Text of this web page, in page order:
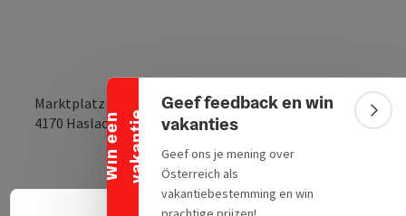
W
i
n
e
e
n
v
a
k
a
n
t
ie
Banner inklappen
Geef feedback en win
vakanties
Geef ons je mening over
Österreich als
vakantiebestemming en win
Marktplatz 17
4170 Haslach an der Mühl Openen inOpenen
Hier kun je sigaretten, sigaren, tijdschriften,